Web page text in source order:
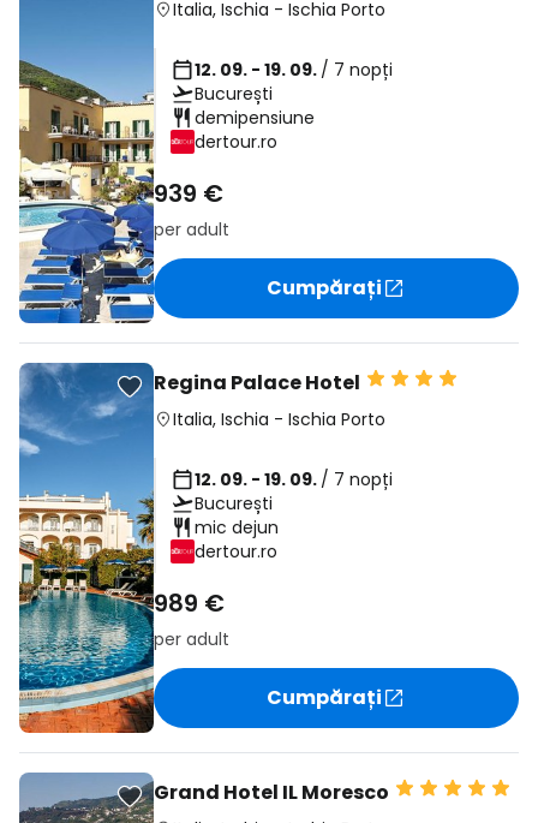
Italia, Ischia - Ischia Porto
12. 09. - 19. 09. / 7 nopți
București
demipensiune
dertour.ro
939 €
per adult
Cumpărați
Regina Palace Hotel
Italia, Ischia - Ischia Porto
12. 09. - 19. 09. / 7 nopți
București
mic dejun
dertour.ro
989 €
per adult
Cumpărați
Grand Hotel IL Moresco